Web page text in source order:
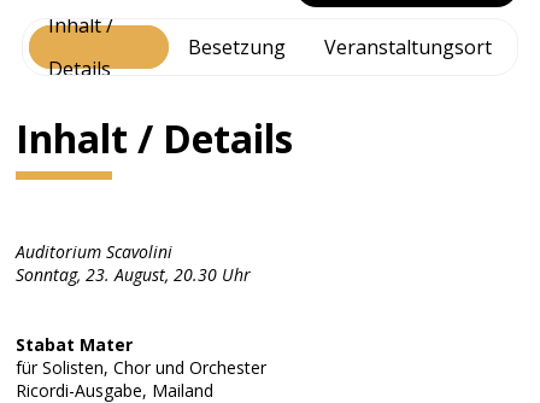
Inhalt /
Details
Besetzung Veranstaltungsort
Inhalt / Details
Auditorium Scavolini
Sonntag, 23. August, 20.30 Uhr
Stabat Mater
für Solisten, Chor und Orchester
Ricordi-Ausgabe, Mailand